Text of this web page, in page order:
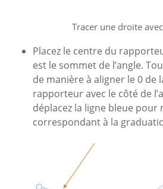
Tracer une droite
Placez le centre du
est le sommet de l’angle.
de manière à aligner le 0 de
rapporteur avec le côté de
déplacez la ligne bleue
correspondant à la